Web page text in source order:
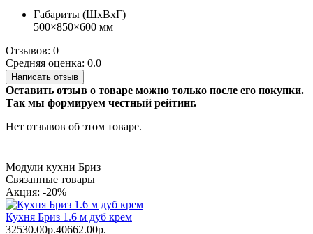
Габариты (ШхВхГ)
500×850×600 мм
Отзывов: 0
Средняя оценка: 0.0
Написать отзыв
Оставить отзыв о товаре можно только после его покупки.
Так мы формируем честный рейтинг.
Нет отзывов об этом товаре.
Модули кухни Бриз
Связанные товары
Акция: -20%
Кухня Бриз 1.6 м дуб крем
32530.00р.40662.00р.